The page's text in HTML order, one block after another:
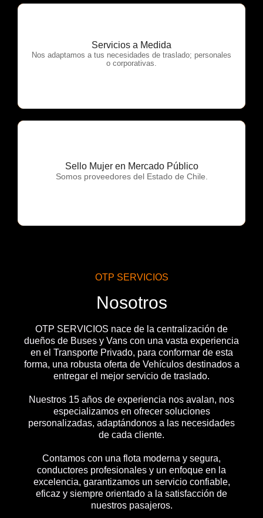
Servicios a Medida
Nos adaptamos a tus necesidades de traslado; personales
o corporativas.
OTP Servicios
Sello Mujer en Mercado Público
Somos proveedores del Estado de Chile.
OTP Servicios
OTP SERVICIOS
Nosotros
OTP SERVICIOS nace de la centralización de
dueños de Buses y Vans con una vasta experiencia
en el Transporte Privado, para conformar de esta
forma, una robusta oferta de Vehículos destinados a
entregar el mejor servicio de traslado.
Nuestros 15 años de experiencia nos avalan, nos
especializamos en ofrecer soluciones
personalizadas, adaptándonos a las necesidades
de cada cliente.
Contamos con una flota moderna y segura,
conductores profesionales y un enfoque en la
excelencia, garantizamos un servicio confiable,
eficaz y siempre orientado a la satisfacción de
nuestros pasajeros.